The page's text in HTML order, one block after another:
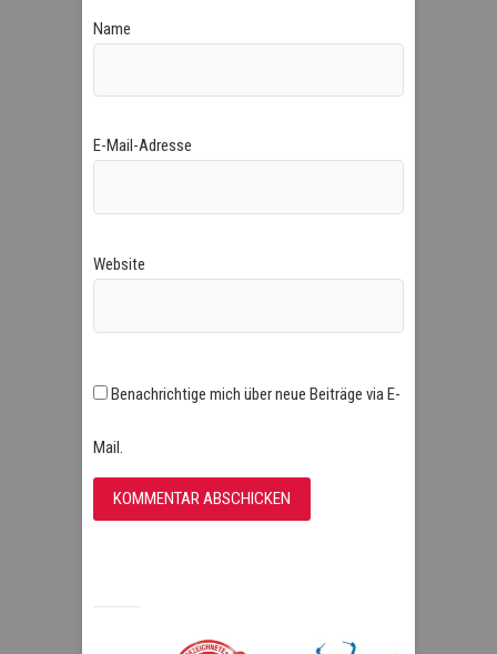
Name
E-Mail-Adresse
Website
Benachrichtige mich über neue Beiträge via E-
Mail.